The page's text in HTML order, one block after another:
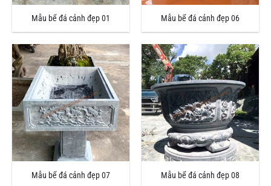
Mẫu bể đá cảnh đẹp 01 Mẫu bể đá cảnh đẹp 06
Mẫu bể đá cảnh đẹp 07 Mẫu bể đá cảnh đẹp 08